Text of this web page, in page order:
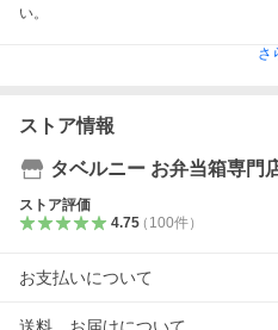
い。
さ
ストア情報
タベルニー お弁当箱専門
ストア評価
4.75（ 100件）
お支払いについて
送料、お届けについて